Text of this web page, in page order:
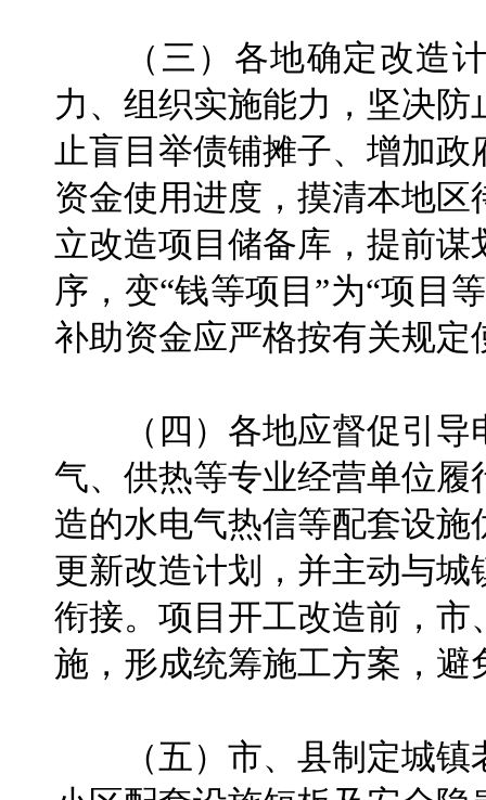
（三）各地确定改造计
力、组织实施能力，坚决
止盲目举债铺摊子、增加
资金使用进度，摸清本地
立改造项目储备库，提前
序，变“钱等项目”为“项目
补助资金应严格按有关规
（四）各地应督促引导
气、供热等专业经营单位
造的水电气热信等配套设
更新改造计划，并主动与
衔接。项目开工改造前，
施，形成统筹施工方案，
（五）市、县制定城镇